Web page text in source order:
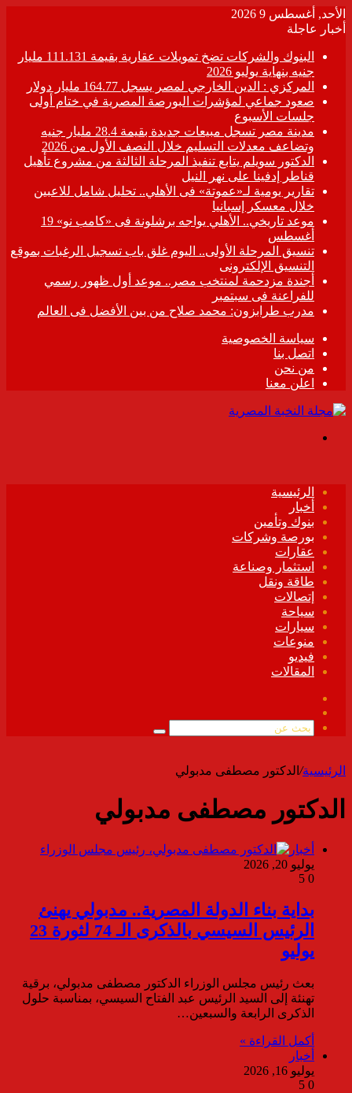
الأحد, أغسطس 9 2026
أخبار عاجلة
البنوك والشركات تضخ تمويلات عقارية بقيمة 111.131 مليار
جنيه بنهاية يوليو 2026
المركزي : الدين الخارجي لمصر يسجل 164.77 مليار دولار
صعود جماعي لمؤشرات البورصة المصرية في ختام أولى
جلسات الأسبوع
مدينة مصر تسجل مبيعات جديدة بقيمة 28.4 مليار جنيه
وتضاعف معدلات التسليم خلال النصف الأول من 2026
الدكتور سويلم يتابع تنفيذ المرحلة الثالثة من مشروع تأهيل
قناطر إدفينا على نهر النيل
تقارير يومية لـ«عموتة» فى الأهلي.. تحليل شامل للاعبين
خلال معسكر إسبانيا
موعد تاريخي.. الأهلي يواجه برشلونة فى «كامب نو» 19
أغسطس
تنسيق المرحلة الأولى.. اليوم غلق باب تسجيل الرغبات بموقع
التنسيق الإلكترونى
أجندة مزدحمة لمنتخب مصر.. موعد أول ظهور رسمي
للفراعنة فى سبتمبر
مدرب طرابزون: محمد صلاح من بين الأفضل فى العالم
سياسة الخصوصية
اتصل بنا
من نحن
اعلن معنا
الرئيسية
أخبار
بنوك وتأمين
بورصة وشركات
عقارات
استثمار وصناعة
طاقة ونقل
إتصالات
سياحة
سيارات
منوعات
فيديو
المقالات
الموقع
بحث
الرئيسية/ الدكتور مصطفى مدبولي
الدكتور مصطفى مدبولي
أخبار
يوليو 20, 2026
0
بداية بناء الدولة المصرية.. مدبولي يهنئ
الرئيس السيسي بالذكرى الـ 74 لثورة 23
يوليو
بعث رئيس مجلس الوزراء الدكتور مصطفى مدبولي، برقية
تهنئة إلى السيد الرئيس عبد الفتاح السيسي، بمناسبة حلول
الذكرى الرابعة والسبعين…
أكمل القراءة »
أخبار
يوليو 16, 2026
0